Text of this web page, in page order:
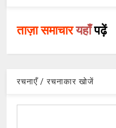
ताज़ा समाचारयहाँपढ़ें
रचनाएँ / रचनाकार खोजें